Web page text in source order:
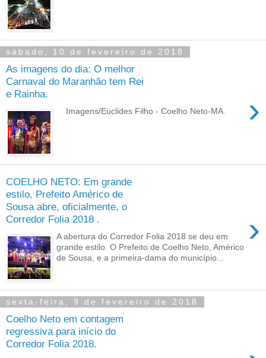
sábado, 10 de fevereiro de 2018
As imagens do dia: O melhor
Carnaval do Maranhão tem Rei
e Rainha.
›
Imagens/Euclides Filho - Coelho Neto-MA.
COELHO NETO: Em grande
estilo, Prefeito Américo de
Sousa abre, oficialmente, o
Corredor Folia 2018 .
›
A abertura do Corredor Folia 2018 se deu em
grande estilo. O Prefeito de Coelho Neto, Américo
de Sousa, e a primeira-dama do município...
sexta-feira, 9 de fevereiro de 2018
Coelho Neto em contagem
regressiva para início do
Corredor Folia 2018.